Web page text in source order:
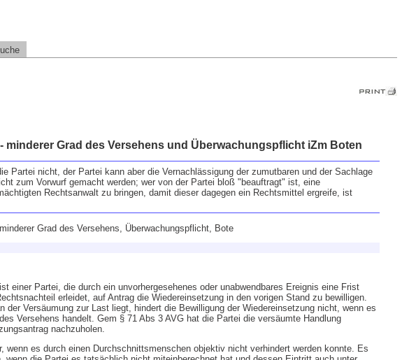
minderer Grad des Versehens und Überwachungspflicht iZm Boten
Partei nicht, der Partei kann aber die Vernachlässigung der zumutbaren und der Sachlage
zum Vorwurf gemacht werden; wer von der Partei bloß "beauftragt" ist, eine
Rechtsanwalt zu bringen, damit dieser dagegen ein Rechtsmittel ergreife, ist
Grad des Versehens, Überwachungspflicht, Bote
einer Partei, die durch ein unvorhergesehenes oder unabwendbares Ereignis eine Frist
erleidet, auf Antrag die Wiedereinsetzung in den vorigen Stand zu bewilligen.
der Versäumung zur Last liegt, hindert die Bewilligung der Wiedereinsetzung nicht, wenn es
Versehens handelt. Gem § 71 Abs 3 AVG hat die Partei die versäumte Handlung
nachzuholen.
wenn es durch einen Durchschnittsmenschen objektiv nicht verhindert werden konnte. Es